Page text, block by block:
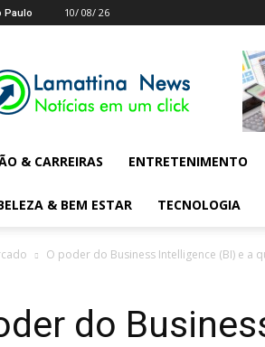
Paulo 10/ 08/ 26
& CARREIRAS ENTRETENIMENTO
& BEM ESTAR TECNOLOGIA
O poder do Business Intelligence (BI) e a
do